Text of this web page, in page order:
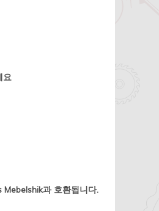
요
Mebelshik과 호환됩니다.